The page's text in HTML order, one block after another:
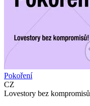
Pokoření
CZ
Lovestory bez kompromisů